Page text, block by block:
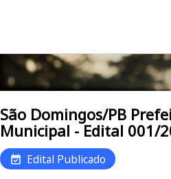
São Domingos/PB
Municipal - Edital 001/
Edital Publicado